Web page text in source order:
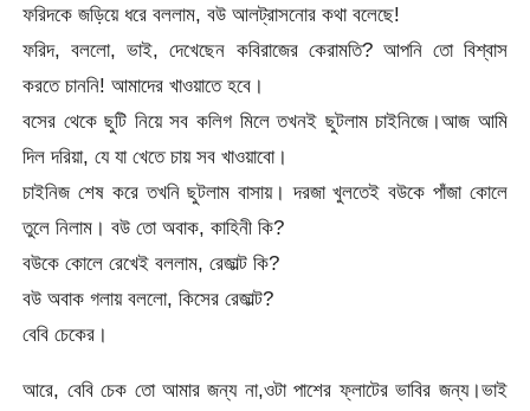
ফরিদকে জড়িয়ে ধরে বললাম, বউ আলট্রাসনোর কথা বলেছে!
ফরিদ, বললো, ভাই, দেখেছেন কবিরাজের কেরামতি? আপনি তো বিশ্বাস
করতে চাননি! আমাদের খাওয়াতে হবে।
বসের থেকে ছুটি নিয়ে সব কলিগ মিলে তখনই ছুটলাম চাইনিজে।আজ আমি
দিল দরিয়া, যে যা খেতে চায় সব খাওয়াবো।
চাইনিজ শেষ করে তখনি ছুটলাম বাসায়। দরজা খুলতেই বউকে পাঁজা কোলে
তুলে নিলাম। বউ তো অবাক, কাহিনী কি?
বউকে কোলে রেখেই বললাম, রেজাল্ট কি?
বউ অবাক গলায় বললো, কিসের রেজাল্ট?
বেবি চেকের।
আরে, বেবি চেক তো আমার জন্য না,ওটা পাশের ফ্লাটের ভাবির জন্য।ভাই